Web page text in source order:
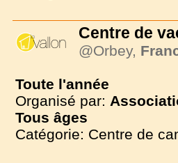
Centre de
@Orbey,
Toute l'année
Organisé par:
Tous âges
Catégorie: Centre de